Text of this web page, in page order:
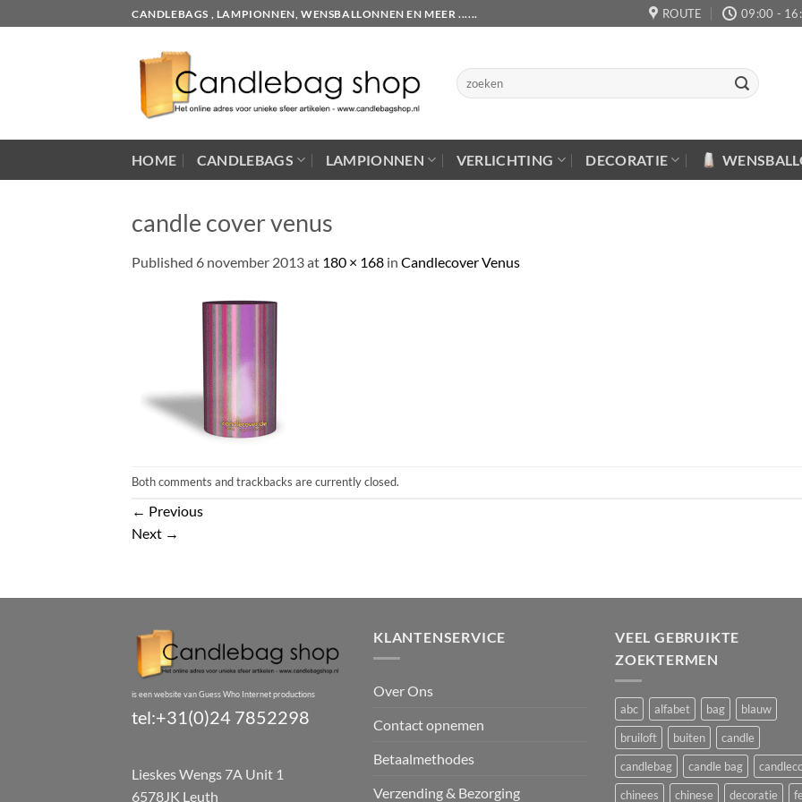
to
CANDLEBAGS , LAMPIONNEN, WENSBALLONNEN EN MEER ...... ROUTE 09:00 -
Zoeken
naar:
HOME CANDLEBAGS LAMPIONNEN VERLICHTING DECORATIE
candle cover venus
Published 6 november 2013at 180 × 168 in Candlecover Venus
Both comments and trackbacks are currently closed.
← Previous
Next →
is een website van Guess Who Internet productions
tel:+31(0)24 7852298
Lieskes Wengs 7A Unit 1
6578JK Leuth
KLANTENSERVICE
Over Ons
Contact opnemen
Betaalmethodes
Verzending & Bezorging
VEEL GEBRUIKTE
ZOEKTERMEN
abc alfabet bag
blauw
bruiloft
buiten
candle
candlebag
candle bag
chinees
chinese decoratie